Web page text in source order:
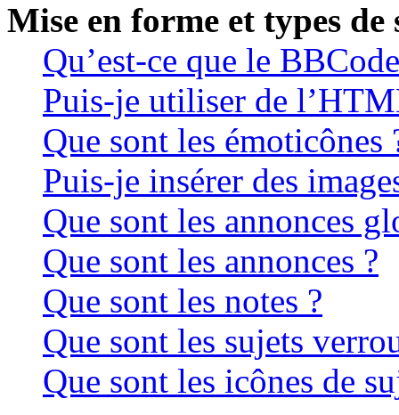
Mise en forme et types de
Qu’est-ce que le
Puis-je utiliser de
Que sont les émoticônes
Puis-je insérer des
Que sont les annonces
Que sont les annonces ?
Que sont les notes ?
Que sont les sujets
Que sont les icônes de